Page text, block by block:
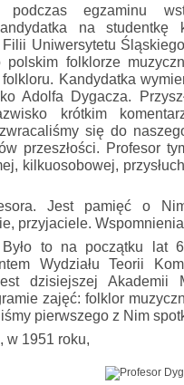
egzaminu
na studentkę
Uniwersytetu
folklorze
Kandydatka
Adolfa Dygacza.
krótkim
się do
przeszłości. Profesor
kilkuosobowej,
Jest pamięć o
przyjaciele.
to na początku lat
Wydziału Teorii
dzisiejszej Akademii
zajęć: folklor
pierwszego z Nim
w 1951 roku,